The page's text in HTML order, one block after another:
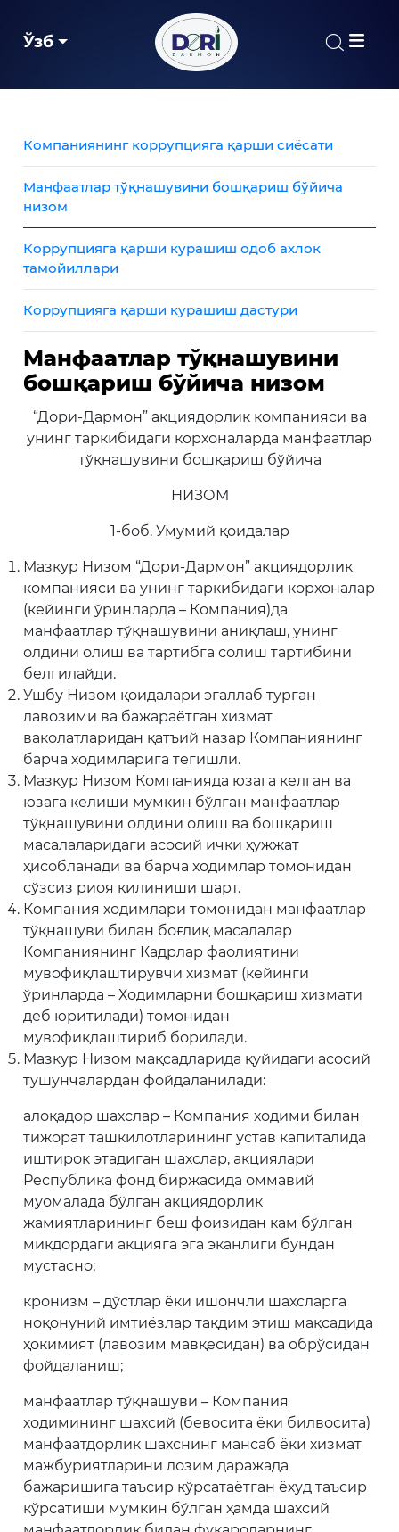
Ўзб
Компаниянинг коррупцияга қарши сиёсати
Манфаатлар тўқнашувини бошқариш бўйича
низом
Коррупцияга қарши курашиш одоб ахлок
тамойиллари
Коррупцияга қарши курашиш дастури
Манфаатлар тўқнашувини
бошқариш бўйича низом
“Дори-Дармон” акциядорлик компанияси ва
унинг таркибидаги корхоналарда манфаатлар
тўқнашувини бошқариш бўйича
НИЗОМ
1-боб. Умумий қоидалар
Мазкур Низом “Дори-Дармон” акциядорлик
компанияси ва унинг таркибидаги корхоналар
(кейинги ўринларда – Компания)да
манфаатлар тўқнашувини аниқлаш, унинг
олдини олиш ва тартибга солиш тартибини
белгилайди.
Ушбу Низом қоидалари эгаллаб турган
лавозими ва бажараётган хизмат
ваколатларидан қатъий назар Компаниянинг
барча ходимларига тегишли.
Мазкур Низом Компанияда юзага келган ва
юзага келиши мумкин бўлган манфаатлар
тўқнашувини олдини олиш ва бошқариш
масалаларидаги асосий ички ҳужжат
ҳисобланади ва барча ходимлар томонидан
сўзсиз риоя қилиниши шарт.
Компания ходимлари томонидан манфаатлар
тўқнашуви билан боғлиқ масалалар
Компаниянинг Кадрлар фаолиятини
мувофиқлаштирувчи хизмат (кейинги
ўринларда – Ходимларни бошқариш хизмати
деб юритилади) томонидан
мувофиқлаштириб борилади.
Мазкур Низом мақсадларида қуйидаги асосий
тушунчалардан фойдаланилади:
алоқадор шахслар – Компания ходими билан
тижорат ташкилотларининг устав капиталида
иштирок этадиган шахслар, акциялари
Республика фонд биржасида оммавий
муомалада бўлган акциядорлик
жамиятларининг беш фоизидан кам бўлган
миқдордаги акцияга эга эканлиги бундан
мустасно;
кронизм – дўстлар ёки ишончли шахсларга
ноқонуний имтиёзлар тақдим этиш мақсадида
ҳокимият (лавозим мавқесидан) ва обрўсидан
фойдаланиш;
манфаатлар тўқнашуви – Компания
ходимининг шахсий (бевосита ёки билвосита)
манфаатдорлик шахснинг мансаб ёки хизмат
мажбуриятларини лозим даражада
бажаришига таъсир кўрсатаётган ёхуд таъсир
кўрсатиши мумкин бўлган ҳамда шахсий